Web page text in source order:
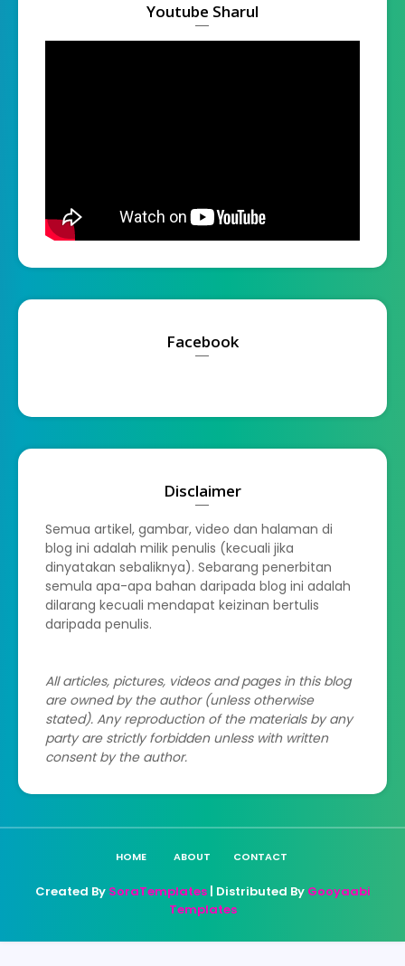
Youtube Sharul
Facebook
Disclaimer
Semua artikel, gambar, video dan halaman di
blog ini adalah milik penulis (kecuali jika
dinyatakan sebaliknya). Sebarang penerbitan
semula apa-apa bahan daripada blog ini adalah
dilarang kecuali mendapat keizinan bertulis
daripada penulis.
All articles, pictures, videos and pages in this blog
are owned by the author (unless otherwise
stated). Any reproduction of the materials by any
party are strictly forbidden unless with written
consent by the author.
HOME ABOUT CONTACT
Created By SoraTemplates| Distributed By Gooyaabi
Templates